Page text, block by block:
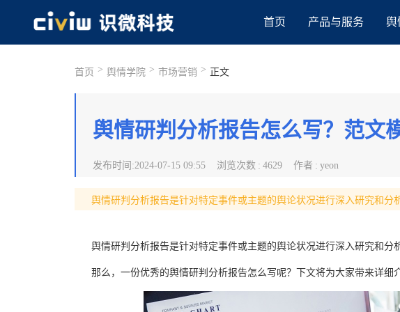
首页 产品与服务 舆
首页 > 舆情学院 > 市场营销 > 正文
舆情研判分析报告怎么写？范文
发布时间 :2024-07-15 09:55 浏览次数 : 4629 作者 : yeon
舆情研判分析报告是针对特定事件或主题的舆论状况进行深入研究和分
舆情研判分析报告是针对特定事件或主题的舆论状况进行深入研究和分
那么，一份优秀的舆情研判分析报告怎么写呢？下文将为大家带来详细